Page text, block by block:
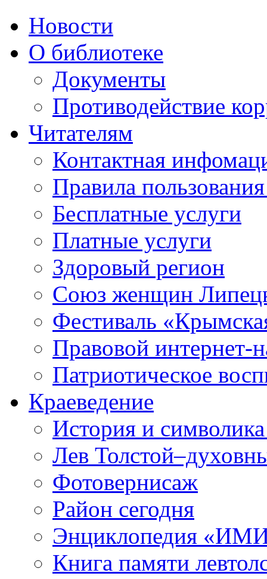
Новости
О библиотеке
Документы
Противодействие
Читателям
Контактная
Правила
Бесплатные услуги
Платные услуги
Здоровый регион
Союз женщин
Фестиваль
Правовой интернет-
Патриотическое
Краеведение
История и
Лев
Фотовернисаж
Район сегодня
Энциклопедия «ИМИ
Книга памяти